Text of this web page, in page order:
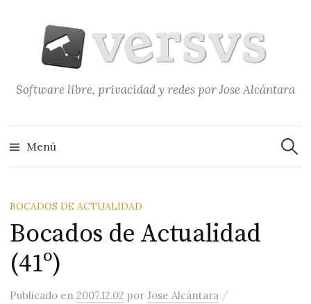
contenido
Software libre, privacidad y redes por Jose Alcántara
Menú
BOCADOS DE ACTUALIDAD
Bocados de Actualidad
(41º)
Publicado en2007.12.02 porJose Alcántara /